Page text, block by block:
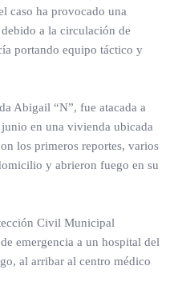
caso ha provocado una
a la circulación de
portando equipo táctico y
Abigail “N”, fue atacada a
en una vivienda ubicada
los primeros reportes, varios
y abrieron fuego en su
Civil Municipal
emergencia a un hospital del
al arribar al centro médico